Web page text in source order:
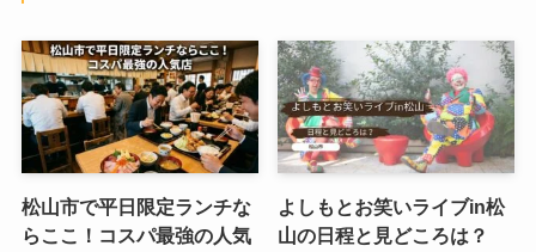
松山市で平日限定ランチな
らここ！コスパ最強の人気
よしもとお笑いライブin松
山の日程と見どころは？